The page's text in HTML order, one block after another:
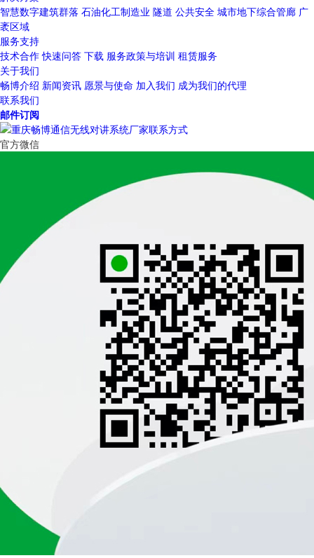
智慧数字建筑群落 石油化工制造业 隧道 公共安全 城市地下综合管廊 广
袤区域
服务支持
技术合作 快速问答 下载 服务政策与培训 租赁服务
关于我们
畅博介绍 新闻资讯 愿景与使命 加入我们 成为我们的代理
联系我们
邮件订阅
官方微信